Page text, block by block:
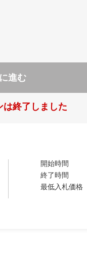
進む
は終了しました
開始時間
終了時間
最低入札価格